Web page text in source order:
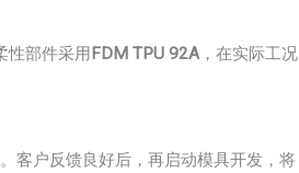
性部件采用 FDM TPU 92A，在实际工况
客户反馈良好后，再启动模具开发，将